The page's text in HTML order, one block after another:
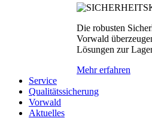
Die robusten
Vorwald
Lösungen zur
Mehr erfahren
Service
Qualitätssicherung
Vorwald
Aktuelles